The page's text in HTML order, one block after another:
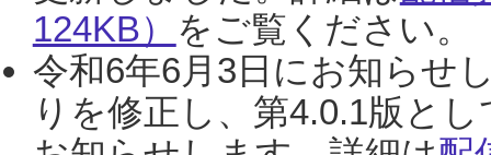
124KB） をご覧ください。
令和6年6月3日にお知らせ
りを修正し、第4.0.1版と